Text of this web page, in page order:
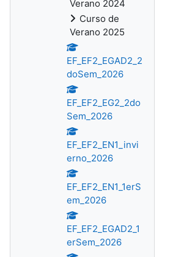
Verano 2024
Curso de
Verano 2025
EF_EF2_EGAD2_2
doSem_2026
EF_EF2_EG2_2do
Sem_2026
EF_EF2_EN1_invi
erno_2026
EF_EF2_EN1_1erS
em_2026
EF_EF2_EGAD2_1
erSem_2026